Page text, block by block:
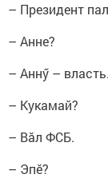
– Президент
– Анне?
– Аннӳ – власть.
– Кукамай?
– Вăл ФСБ.
– Эпӗ?